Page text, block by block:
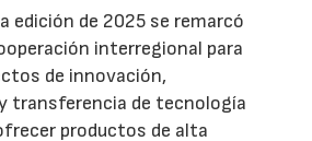
edición de 2025 se remarcó
interregional para
de innovación,
transferencia de tecnología
productos de alta